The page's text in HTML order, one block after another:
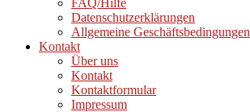
FAQ/Hilfe
Datenschutzerklärungen
Allgemeine Geschäftsbedingungen
Kontakt
Über uns
Kontakt
Kontaktformular
Impressum